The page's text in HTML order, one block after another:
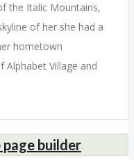
the Italic Mountains,
of her she had a
hometown
Village and
builder